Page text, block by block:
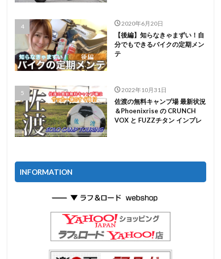
2020年6月20日
【後編】知らなきゃまずい！自
分でもできるバイクの定期メン
テ
2022年10月31日
佐渡の無料キャンプ場 最新状況
＆Phoenixrise の CRUNCH
VOX と FUZZチタン インプレ
INFORMATION